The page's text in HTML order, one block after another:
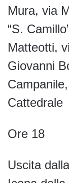
Mura, via
“S.
Matteotti,
Giovanni
Cattedrale
Ore 18
Uscita